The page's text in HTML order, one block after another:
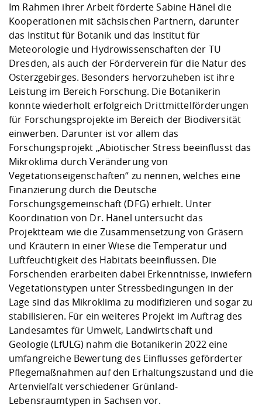
Im Rahmen ihrer Arbeit förderte Sabine Hänel die
Kooperationen mit sächsischen Partnern, darunter
das Institut für Botanik und das Institut für
Meteorologie und Hydrowissenschaften der TU
Dresden, als auch der Förderverein für die Natur des
Osterzgebirges. Besonders hervorzuheben ist ihre
Leistung im Bereich Forschung. Die Botanikerin
konnte wiederholt erfolgreich Drittmittelförderungen
für Forschungsprojekte im Bereich der Biodiversität
einwerben. Darunter ist vor allem das
Forschungsprojekt „Abiotischer Stress beeinflusst das
Mikroklima durch Veränderung von
Vegetationseigenschaften“ zu nennen, welches eine
Finanzierung durch die Deutsche
Forschungsgemeinschaft (DFG) erhielt. Unter
Koordination von Dr. Hänel untersucht das
Projektteam wie die Zusammensetzung von Gräsern
und Kräutern in einer Wiese die Temperatur und
Luftfeuchtigkeit des Habitats beeinflussen. Die
Forschenden erarbeiten dabei Erkenntnisse, inwiefern
Vegetationstypen unter Stressbedingungen in der
Lage sind das Mikroklima zu modifizieren und sogar zu
stabilisieren. Für ein weiteres Projekt im Auftrag des
Landesamtes für Umwelt, Landwirtschaft und
Geologie (LfULG) nahm die Botanikerin 2022 eine
umfangreiche Bewertung des Einflusses geförderter
Pflegemaßnahmen auf den Erhaltungszustand und die
Artenvielfalt verschiedener Grünland-
Lebensraumtypen in Sachsen vor.